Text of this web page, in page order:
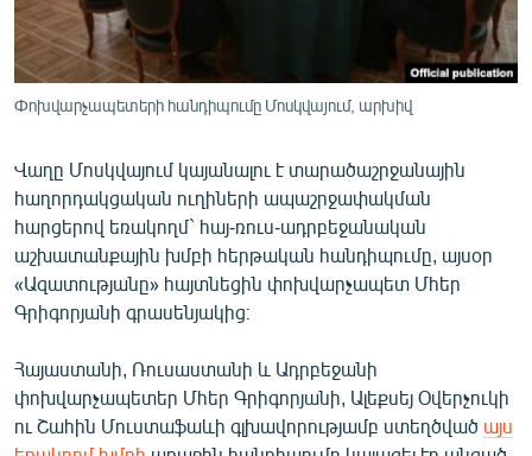
ԿՈՐՈՆԱՎԻՐՈՒՍ
ԱՐԽԻՎ
ՏԵՍԱՆՅՈՒԹԵՐ
ՁԳՏԵԼՈՎ ԼԱՎԱԳՈՒՅՆԻՆ
ՓՈԴՔԱՍԹ
Հայերեն
Русский
ՀԵՏԵՎԵՔ ՄԵԶ
Փոխվարչապետերի հանդիպումը Մոսկվայում, արխիվ
Վաղը Մոսկվայում կայանալու է տարածաշրջանային
հաղորդակցական ուղիների ապաշրջափակման
հարցերով եռակողմ` հայ-ռուս-ադրբեջանական
աշխատանքային խմբի հերթական հանդիպումը, այսօր
«Ազատությանը» հայտնեցին փոխվարչապետ Մհեր
Գրիգորյանի գրասենյակից։
Հայաստանի, Ռուսաստանի և Ադրբեջանի
փոխվարչապետեր Մհեր Գրիգորյանի, Ալեքսեյ Օվերչուկի
ու Շահին Մուստաֆաևի գլխավորությամբ ստեղծված այս